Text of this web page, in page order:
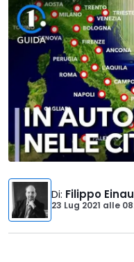
Di: Filippo
23 Lug 2021 alle